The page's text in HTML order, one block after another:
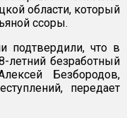
области, который
ссоры.
подтвердили, что в
летний безработный
Безбородов,
передает